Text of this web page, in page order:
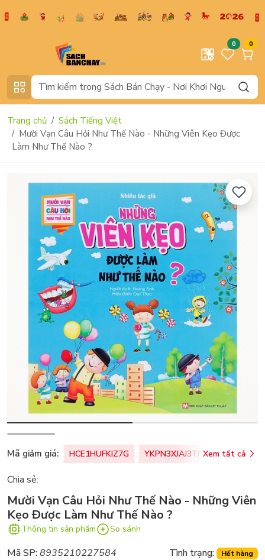
0 0
Trang chủ
Sách Tiếng Việt
Mười Vạn Câu Hỏi Như Thế Nào - Những Viên Kẹo Được
Làm Như Thế Nào ?
Mã giảm giá: HCE1HUFKIZ7G YKPN3XJAJ3TJ Xem tất cả
Chia sẻ:
Mười Vạn Câu Hỏi Như Thế Nào - Những Viên
Kẹo Được Làm Như Thế Nào ?
Thông tin sản phẩm So sánh
Mã SP:8935210227584 Tình trạng: Hết hàng